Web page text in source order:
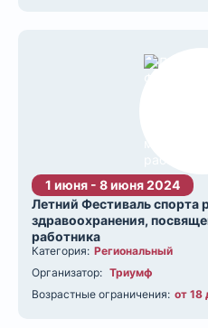
1 июня - 8 июня 2024
Летний Фестиваль спорта
здравоохранения,
работника
Категория: Региональный
Организатор: Триумф
Возрастные ограничения: от 18